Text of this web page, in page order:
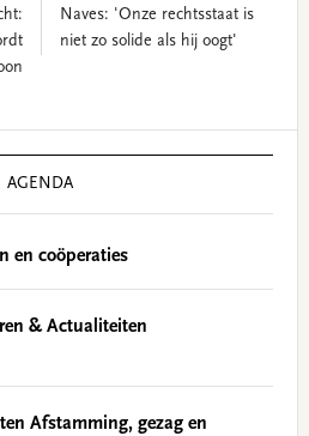
Naves: 'Onze rechtsstaat is
niet zo solide als hij oogt'
AGENDA
en coöperaties
& Actualiteiten
Afstamming, gezag en